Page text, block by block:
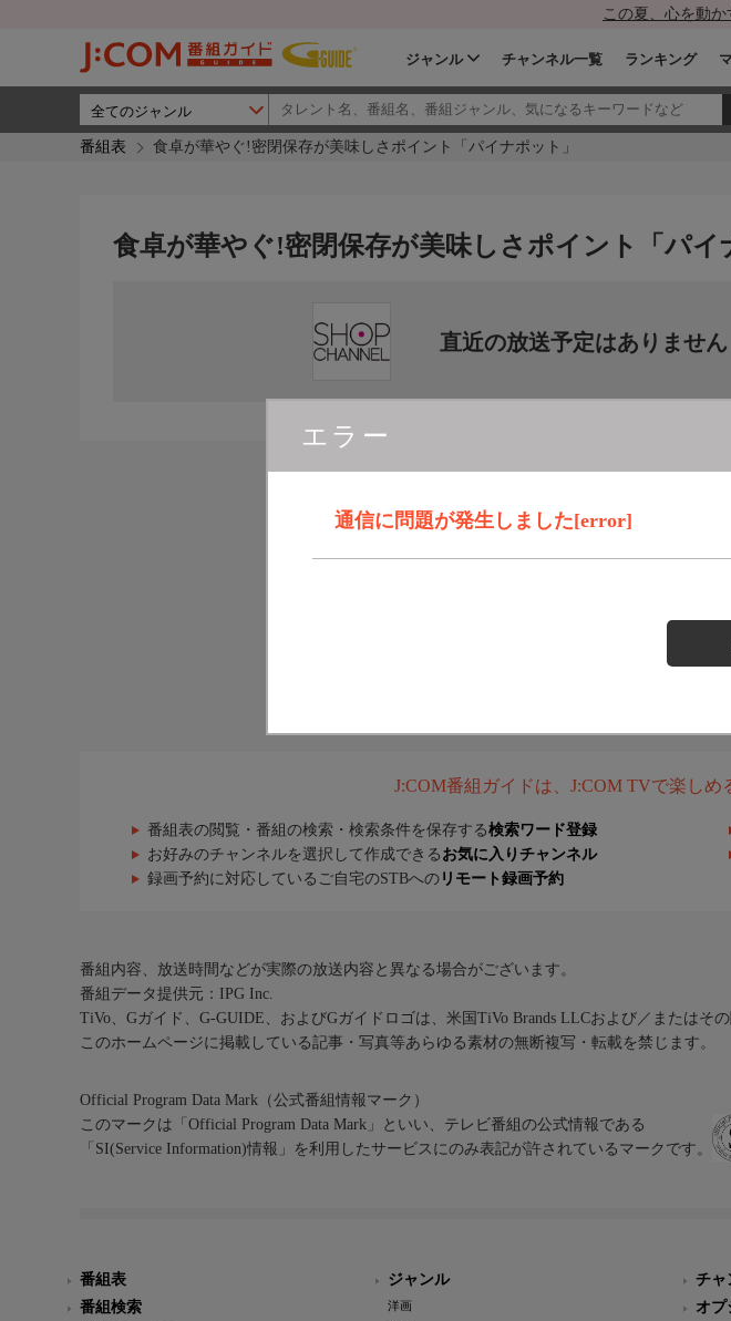
この夏、心を動
ジャンル チャンネル一覧 ランキング
番組表 食卓が華やぐ!密閉保存が美味しさポイント「パイナポット」
エラー
通信に問題が発生しました[error]
食卓が華やぐ!密閉保存が美味しさポイント「パイ
直近の放送予定はありません
J:COM番組ガイドは、J:COM TVで楽し
番組表の閲覧・番組の検索・検索条件を保存する検索ワード登録
お好みのチャンネルを選択して作成できる お気に入りチャンネル
録画予約に対応しているご自宅のSTBへの リモート録画予約
番組内容、放送時間などが実際の放送内容と異なる場合がございます。
番組データ提供元：IPG Inc.
TiVo、Gガイド、G-GUIDE、およびGガイドロゴは、米国TiVo Brands LLCおよび／またはそ
このホームページに掲載している記事・写真等あらゆる素材の無断複写・転載を禁じます。
Official Program Data Mark（公式番組情報マーク）
このマークは「Official Program Data Mark」といい、テレビ番組の公式情報である
「SI(Service Information)情報」を利用したサービスにのみ表記が許されているマークです。
番組表
番組検索
ジャンル
洋画
チャ
オプ